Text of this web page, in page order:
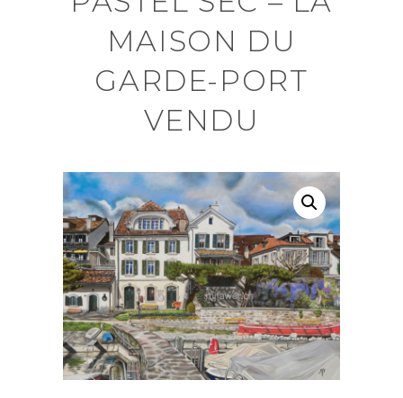
MAISON DU
GARDE-PORT
VENDU